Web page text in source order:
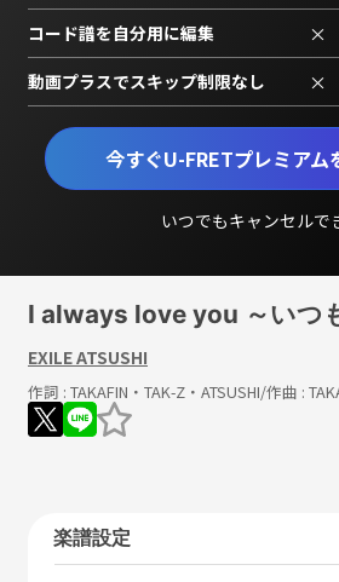
今すぐU-FRETプレミアム
いつでもキャンセルで
コード譜を自分用に編集 ×
動画プラスでスキップ制限なし ×
I always love you ～いつ
EXILE ATSUSHI
作詞 : TAKAFIN・TAK-Z・ATSUSHI/作曲 :
楽譜設定